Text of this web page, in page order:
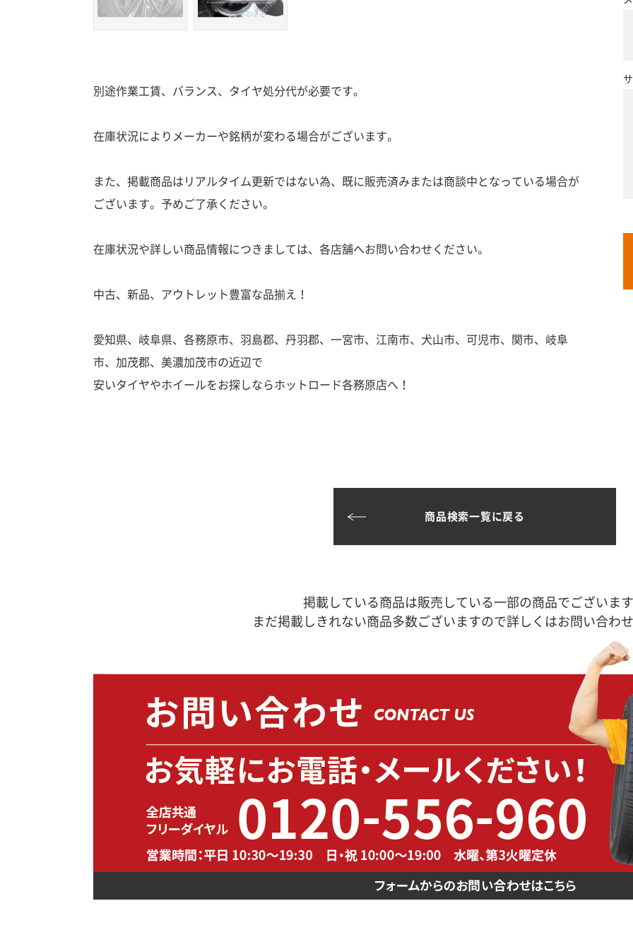
別途作業工賃、バランス、タイヤ処分代が必要です。
在庫状況によりメーカーや銘柄が変わる場合がございます。
また、掲載商品はリアルタイム更新ではない為、既に販売済みまたは商談中となっている場合が
ございます。予めご了承ください。
在庫状況や詳しい商品情報につきましては、各店舗へお問い合わせください。
中古、新品、アウトレット豊富な品揃え！
愛知県、岐阜県、各務原市、羽島郡、丹羽郡、一宮市、江南市、犬山市、可児市、関市、岐阜
市、加茂郡、美濃加茂市の近辺で
安いタイヤやホイールをお探しならホットロード各務原店へ！
商品検索一覧に戻る
掲載している商品は販売している一部の商品でございます
まだ掲載しきれない商品多数ございますので詳しくはお問い合わせ